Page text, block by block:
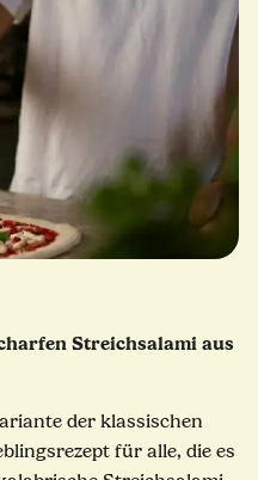
Streichsalami aus
der klassischen
für alle, die es